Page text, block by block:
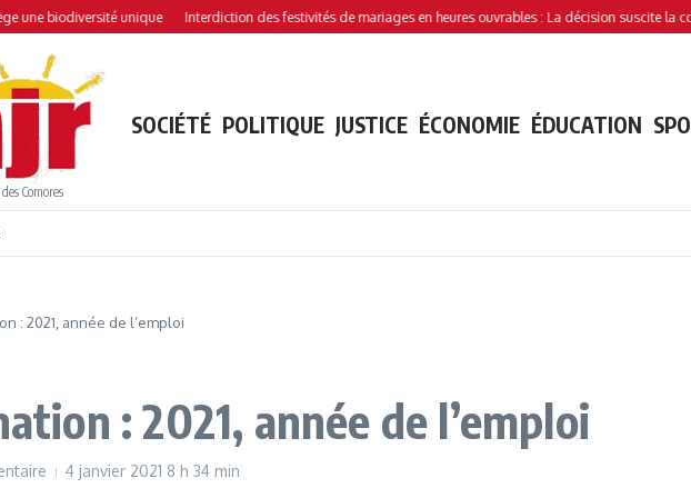
unique Interdiction des festivités de mariages en heures ouvrables : La décision suscite la
Comores
SOCIÉTÉ POLITIQUE JUSTICE ÉCONOMIE ÉDUCATION
: 2021, année de l’emploi
: 2021, année de l’emploi
4 janvier 2021 8 h 34 min